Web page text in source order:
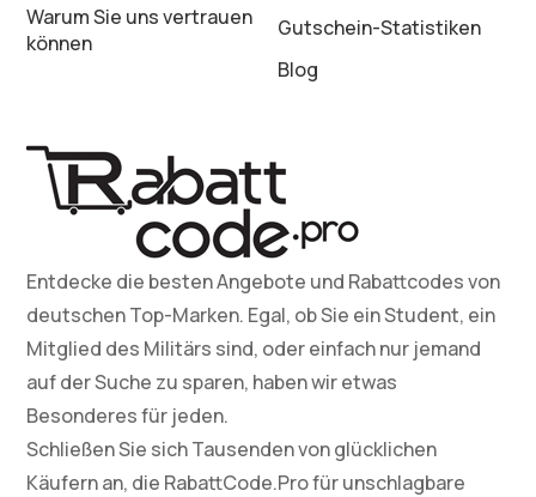
Warum Sie uns vertrauen
können
Gutschein-Statistiken
Blog
Entdecke die besten Angebote und Rabattcodes von
deutschen Top-Marken. Egal, ob Sie ein Student, ein
Mitglied des Militärs sind, oder einfach nur jemand
auf der Suche zu sparen, haben wir etwas
Besonderes für jeden.
Schließen Sie sich Tausenden von glücklichen
Käufern an, die RabattCode.Pro für unschlagbare